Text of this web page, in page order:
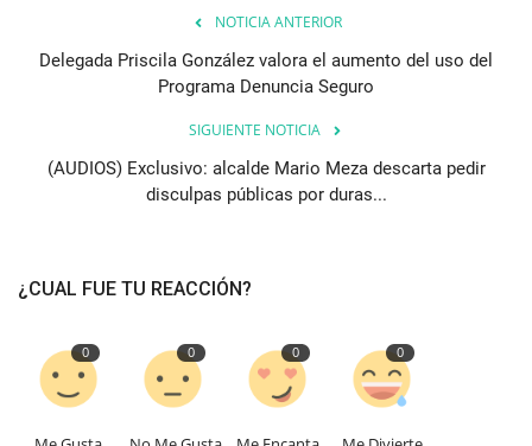
NOTICIA ANTERIOR
Delegada Priscila González valora el aumento del uso del
Programa Denuncia Seguro
SIGUIENTE NOTICIA
(AUDIOS) Exclusivo: alcalde Mario Meza descarta pedir
disculpas públicas por duras...
¿CUAL FUE TU REACCIÓN?
0 0 0 0